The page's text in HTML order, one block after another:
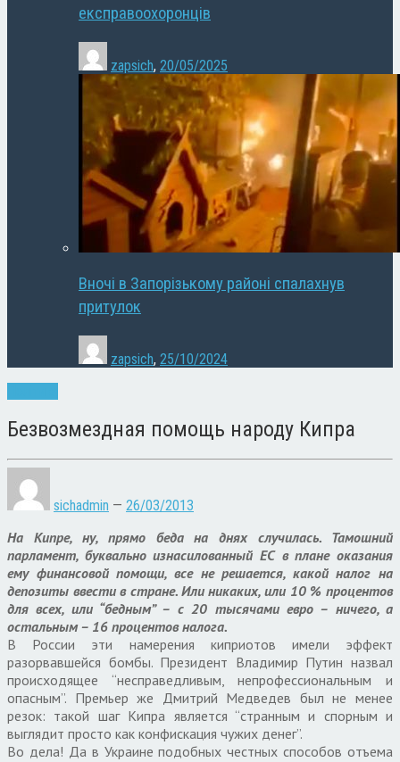
експравоохоронців
zapsich, 20/05/2025
Вночі в Запорізькому районі спалахнув
притулок
zapsich, 25/10/2024
Безвозмездная помощь народу Кипра
sichadmin — 26/03/2013
На Кипре, ну, прямо беда на днях случилась. Тамошний
парламент, буквально изнасилованный ЕС в плане оказания
ему финансовой помощи, все не решается, какой налог на
депозиты ввести в стране. Или никаких, или 10 % процентов
для всех, или “бедным” – с 20 тысячами евро – ничего, а
остальным – 16 процентов налога.
В России эти намерения киприотов имели эффект
разорвавшейся бомбы. Президент Владимир Путин назвал
происходящее “несправедливым, непрофессиональным и
опасным”. Премьер же Дмитрий Медведев был не менее
резок: такой шаг Кипра является “странным и спорным и
выглядит просто как конфискация чужих денег”.
Во дела! Да в Украине подобных честных способов отъема